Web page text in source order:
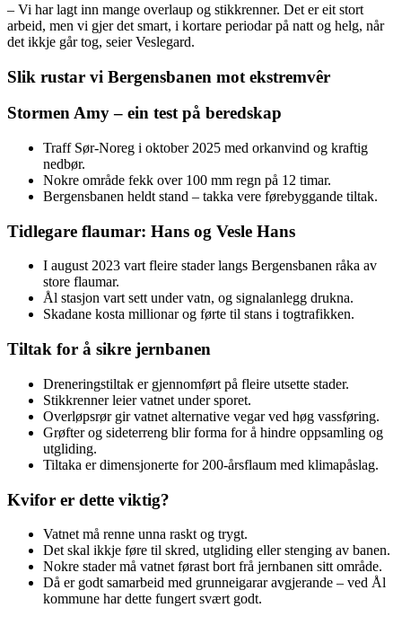
– Vi har lagt inn mange overlaup og stikkrenner. Det er eit stort
arbeid, men vi gjer det smart, i kortare periodar på natt og helg, når
det ikkje går tog, seier Veslegard.
Slik rustar vi Bergensbanen mot ekstremvêr
Stormen Amy – ein test på beredskap
Traff Sør-Noreg i oktober 2025 med orkanvind og kraftig
nedbør.
Nokre område fekk over 100 mm regn på 12 timar.
Bergensbanen heldt stand – takka vere førebyggande tiltak.
Tidlegare flaumar: Hans og Vesle Hans
I august 2023 vart fleire stader langs Bergensbanen råka av
store flaumar.
Ål stasjon vart sett under vatn, og signalanlegg drukna.
Skadane kosta millionar og førte til stans i togtrafikken.
Tiltak for å sikre jernbanen
Dreneringstiltak er gjennomført på fleire utsette stader.
Stikkrenner leier vatnet under sporet.
Overløpsrør gir vatnet alternative vegar ved høg vassføring.
Grøfter og sideterreng blir forma for å hindre oppsamling og
utgliding.
Tiltaka er dimensjonerte for 200-årsflaum med klimapåslag.
Kvifor er dette viktig?
Vatnet må renne unna raskt og trygt.
Det skal ikkje føre til skred, utgliding eller stenging av banen.
Nokre stader må vatnet førast bort frå jernbanen sitt område.
Då er godt samarbeid med grunneigarar avgjerande – ved Ål
kommune har dette fungert svært godt.